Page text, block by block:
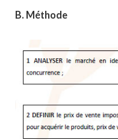
B. Méthode